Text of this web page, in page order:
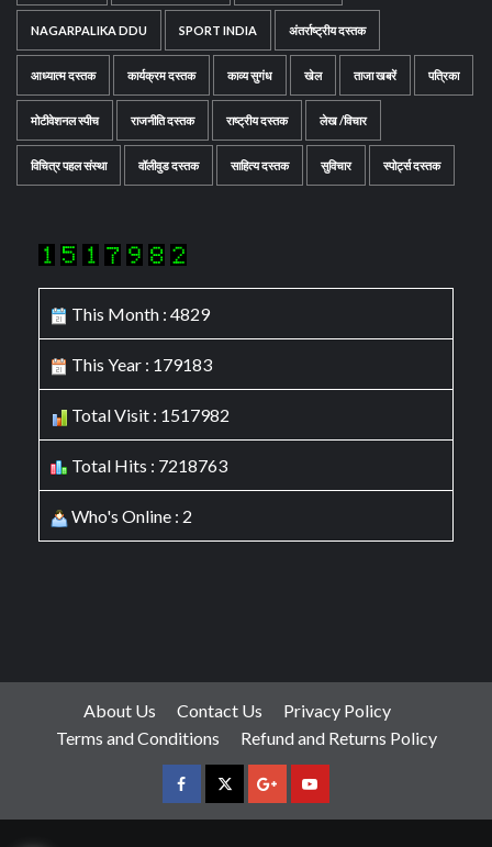
NAGARPALIKA DDU SPORT INDIA अंतर्राष्ट्रीय दस्तक
आध्यात्म दस्तक कार्यक्रम दस्तक काव्य सुगंध खेल ताजा खबरें पत्रिका
मोटीवेशनल स्पीच राजनीति दस्तक राष्ट्रीय दस्तक लेख /विचार
विचित्र पहल संस्था वॉलीवुड दस्तक साहित्य दस्तक सुविचार स्पोर्ट्स दस्तक
This Month : 4829
This Year : 179183
Total Visit : 1517982
Total Hits : 7218763
Who's Online : 2
About Us Contact Us
Privacy Policy
Terms and Conditions
Refund and Returns Policy
facebookTwitterGoogleYouTube